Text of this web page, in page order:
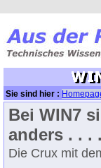
Sie sind hier :
Bei WIN7
anders . . .
Die Crux mit